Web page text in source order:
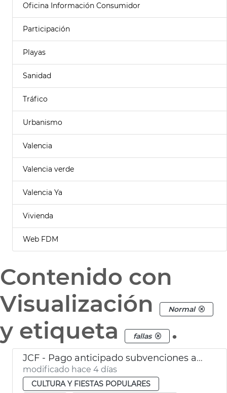
Oficina Información Consumidor
Participación
Playas
Sanidad
Tráfico
Urbanismo
Valencia
Valencia verde
Valencia Ya
Vivienda
Web FDM
Contenido con
Visualización
Normal
y etiqueta fallas .
JCF - Pago anticipado subvenciones agrupaciones de falla
modificado hace 4 días
CULTURA Y FIESTAS POPULARES